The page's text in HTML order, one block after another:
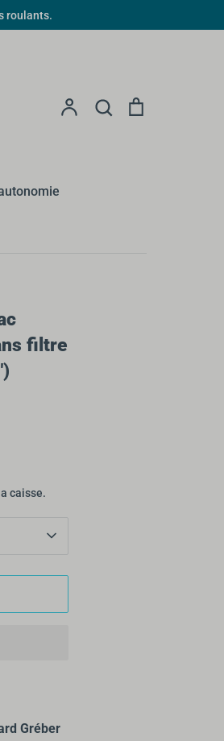
roulants.
Compte Recherche
filtre
caisse.
Gréber